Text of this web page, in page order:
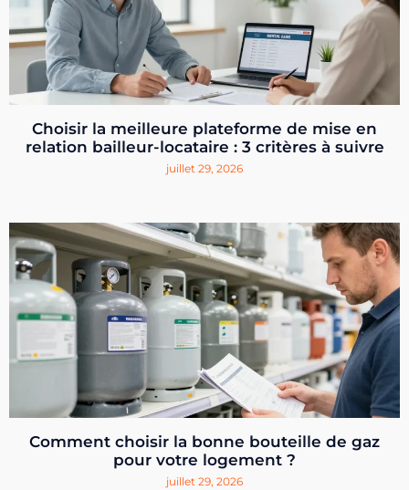
Choisir la meilleure plateforme de mise en
relation bailleur-locataire : 3 critères à suivre
juillet 29, 2026
Comment choisir la bonne bouteille de gaz
pour votre logement ?
juillet 29, 2026